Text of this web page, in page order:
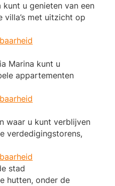
kunt u genieten van een
villa’s met uitzicht op
Marina kunt u
appartementen
waar u kunt verblijven
verdedigingstorens,
stad
hutten, onder de